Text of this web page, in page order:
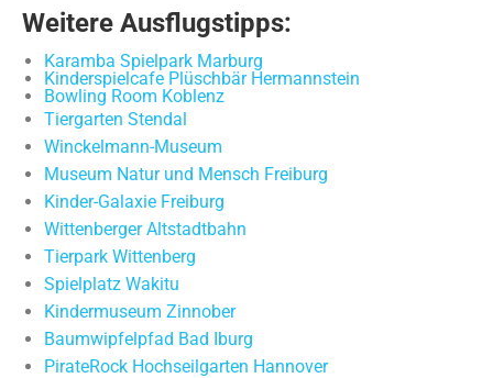
Weitere Ausflugstipps:
Karamba Spielpark Marburg
Kinderspielcafe Plüschbär Hermannstein
Bowling Room Koblenz
Tiergarten Stendal
Winckelmann-Museum
Museum Natur und Mensch Freiburg
Kinder-Galaxie Freiburg
Wittenberger Altstadtbahn
Tierpark Wittenberg
Spielplatz Wakitu
Kindermuseum Zinnober
Baumwipfelpfad Bad Iburg
PirateRock Hochseilgarten Hannover